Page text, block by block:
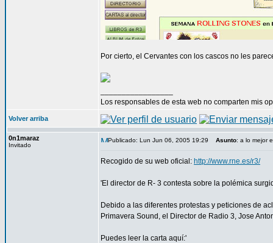
Por cierto, el Cervantes con los cascos no les
Los responsables de esta web no comparten mis
Volver arriba
0n1maraz
Invitado
Publicado: Lun Jun 06, 2005 19:29 Asunto: a lo mejor
Recogido de su web oficial: http://www.rne.es/r3/
'El director de R- 3 contesta sobre la polémica
Debido a las diferentes protestas y peticiones de
Primavera Sound, el Director de Radio 3, Jose
Puedes leer la carta aquí:'